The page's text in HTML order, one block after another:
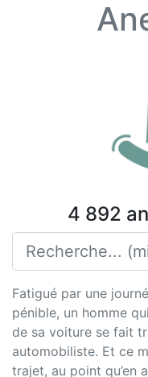
4 892
Fatigué par une
pénible, un homme
de sa voiture se fait
automobiliste. Et ce
trajet, au point qu’en